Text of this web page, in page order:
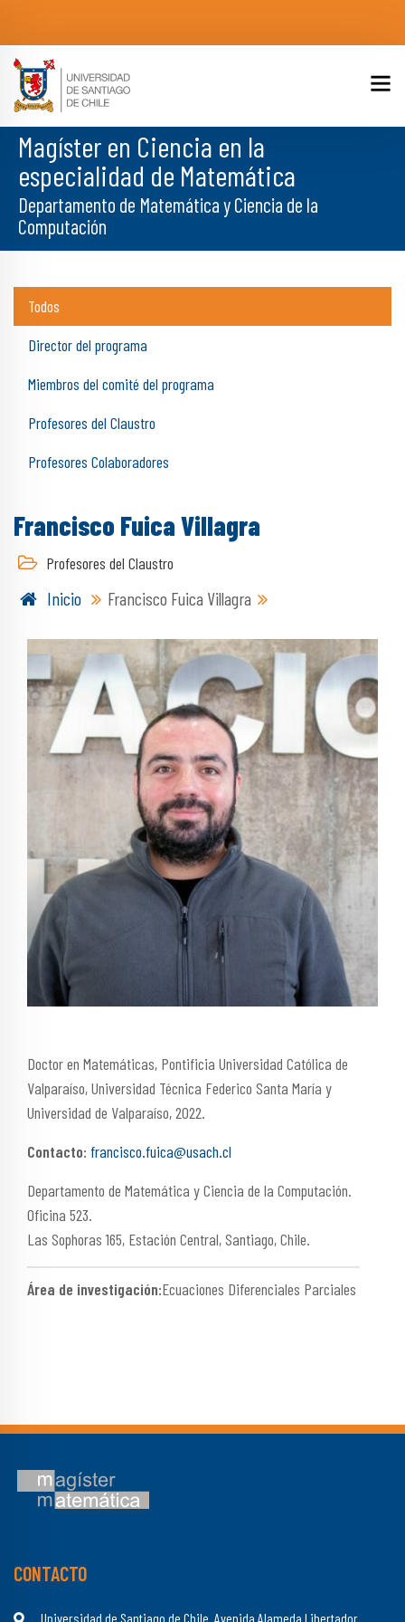
Magíster en Ciencia en la
especialidad de Matemática
Departamento de Matemática y Ciencia de la
Computación
Todos
Director del programa
Miembros del comité del programa
Profesores del Claustro
Profesores Colaboradores
Francisco Fuica Villagra
Profesores del Claustro
Inicio Francisco Fuica Villagra
Doctor en Matemáticas, Pontificia Universidad Católica de
Valparaíso, Universidad Técnica Federico Santa María y
Universidad de Valparaíso, 2022.
Contacto: francisco.fuica@usach.cl
Departamento de Matemática y Ciencia de la Computación.
Oficina 523.
Las Sophoras 165, Estación Central, Santiago, Chile.
Área de investigación:Ecuaciones Diferenciales Parciales
CONTACTO
Universidad de Santiago de Chile. Avenida Alameda Libertador